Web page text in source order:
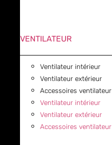
VENTILATEUR
Ventilateur intérieur
Ventilateur extérieur
Accessoires ventilateur
Ventilateur intérieur
Ventilateur extérieur
Accessoires ventilateur